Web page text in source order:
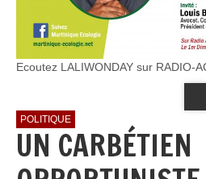
Ecoutez LALIWONDAY sur RADIO-
POLITIQUE
UN CARBÉTIEN